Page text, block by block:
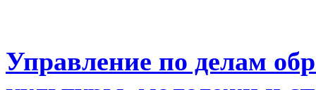
Управление по делам